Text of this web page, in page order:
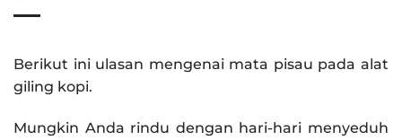
Berikut ini ulasan mengenai mata pisau pada alat
giling kopi.
Mungkin Anda rindu dengan hari-hari menyeduh